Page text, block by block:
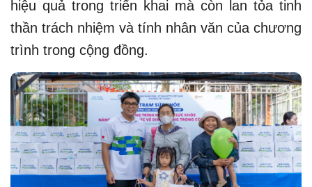
hiệu quả trong triển khai mà còn lan tỏa tinh
thần trách nhiệm và tính nhân văn của chương
trình trong cộng đồng.